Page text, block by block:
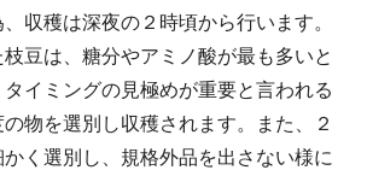
収穫は深夜の２時頃から行います。
豆は、糖分やアミノ酸が最も多いと
イミングの見極めが重要と言われる
物を選別し収穫されます。また、２
く選別し、規格外品を出さない様に